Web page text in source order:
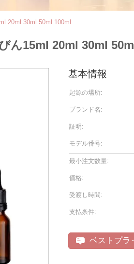
20ml 30ml 50ml 100ml
ん15ml 20ml 30ml
基本情報
起源の場所:
ブランド名:
証明:
モデル番号:
最小注文数量:
価格:
受渡し時間:
支払条件:
ベストプラ